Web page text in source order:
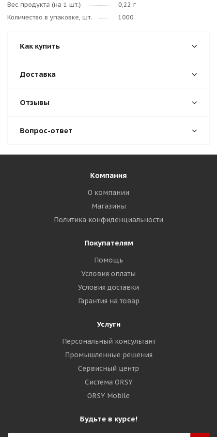
Вес продукта (на 1 шт.)
0,22 г
Количество в упаковке, шт.
1000
Как купить
Доставка
Отзывы
Вопрос-ответ
Компания
О компании
Магазины
Политика конфиденциальности
Покупателям
Помощь
Условия оплаты
Условия доставки
Гарантия на товар
Услуги
Персональный консультант
Промышленные решения
Сервисный центр
Система ORSY
ORSY Mobile
Будьте в курсе!